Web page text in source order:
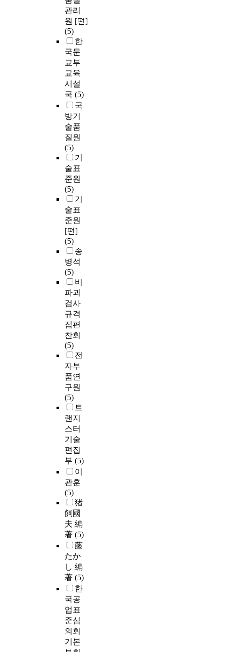
관리
원 [편]
(5)
한
국문
교부
교육
시설
국 (5)
국
방기
술품
질원
(5)
기
술표
준원
(5)
기
술표
준원
[편]
(5)
송
병석
(5)
비
파괴
검사
규격
집편
찬회
(5)
전
자부
품연
구원
(5)
트
랜지
스터
기술
편집
부 (5)
이
관훈
(5)
猪
飼國
夫 編
著 (5)
藤
たか
し 編
著 (5)
한
국공
업표
준심
의회
기본